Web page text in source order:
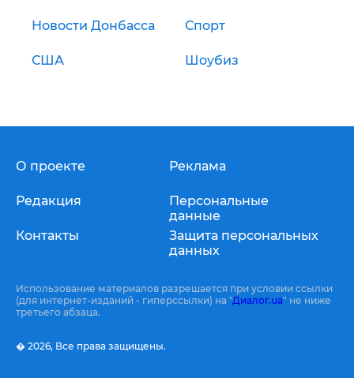
Новости Донбасса Спорт
США Шоубиз
О проекте
Редакция
Контакты
Реклама
Персональные
данные
Защита персональных
данных
Использование материалов разрешается при условии ссылки
(для интернет-изданий - гиперссылки) на "Диалог.ua" не ниже
третьего абзаца.
� 2026, Все права защищены.